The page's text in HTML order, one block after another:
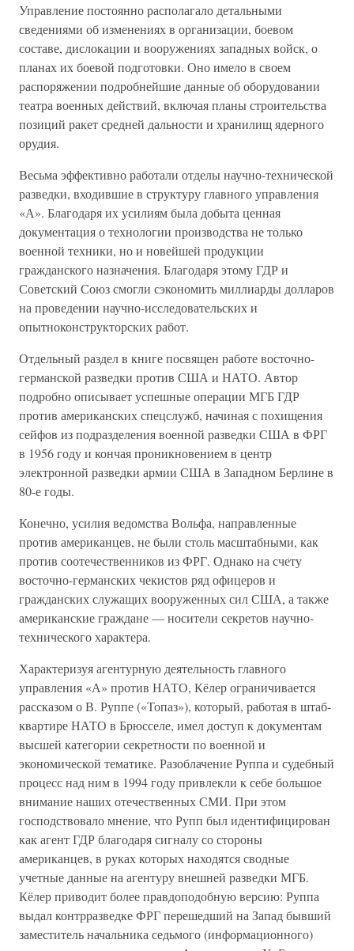
Управление постоянно располагало детальными
сведениями об изменениях в организации, боевом
составе, дислокации и вооружениях западных войск, о
планах их боевой подготовки. Оно имело в своем
распоряжении подробнейшие данные об оборудовании
театра военных действий, включая планы строительства
позиций ракет средней дальности и хранилищ ядерного
орудия.
Весьма эффективно работали отделы научно-технической
разведки, входившие в структуру главного управления
«А». Благодаря их усилиям была добыта ценная
документация о технологии производства не только
военной техники, но и новейшей продукции
гражданского назначения. Благодаря этому ГДР и
Советский Союз смогли сэкономить миллиарды долларов
на проведении научно-исследовательских и
опытноконструкторских работ.
Отдельный раздел в книге посвящен работе восточно-
германской разведки против США и НАТО. Автор
подробно описывает успешные операции МГБ ГДР
против американских спецслужб, начиная с похищения
сейфов из подразделения военной разведки США в ФРГ
в 1956 году и кончая проникновением в центр
электронной разведки армии США в Западном Берлине в
80-е годы.
Конечно, усилия ведомства Вольфа, направленные
против американцев, не были столь масштабными, как
против соотечественников из ФРГ. Однако на счету
восточно-германских чекистов ряд офицеров и
гражданских служащих вооруженных сил США, а также
американские граждане — носители секретов научно-
технического характера.
Характеризуя агентурную деятельность главного
управления «А» против НАТО, Кёлер ограничивается
рассказом о В. Руппе («Топаз»), который, работая в штаб-
квартире НАТО в Брюсселе, имел доступ к документам
высшей категории секретности по военной и
экономической тематике. Разоблачение Руппа и судебный
процесс над ним в 1994 году привлекли к себе большое
внимание наших отечественных СМИ. При этом
господствовало мнение, что Рупп был идентифицирован
как агент ГДР благодаря сигналу со стороны
американцев, в руках которых находятся сводные
учетные данные на агентуру внешней разведки МГБ.
Кёлер приводит более правдоподобную версию: Руппа
выдал контрразведке ФРГ перешедший на Запад бывший
заместитель начальника седьмого (информационного)